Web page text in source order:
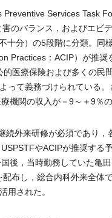
Services Task
のバランス，およびエビ
十分）の5段階に分類。同
Practices：ACIP）が推
医療保険および多くの民
って義務づけられている
機関の収入が－9～＋9％
外来研修が必須であり，
やACIPが推奨する
後，当時勤務していた亀
布し，総合内科外来全体
用された。